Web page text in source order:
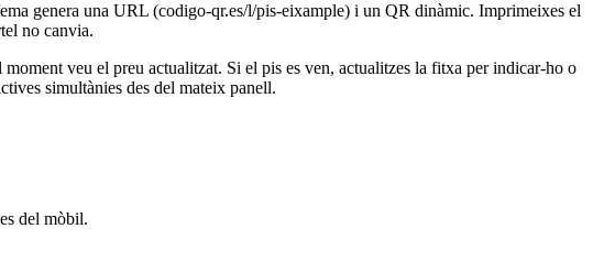
genera una URL (codigo-qr.es/l/pis-eixample) i un QR dinàmic. Imprimeixes el
no canvia.
veu el preu actualitzat. Si el pis es ven, actualitzes la fitxa per indicar-ho o
simultànies des del mateix panell.
del mòbil.